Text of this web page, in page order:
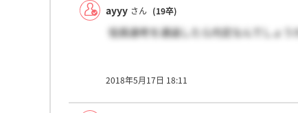
ayyy さん (19卒)
役員選考を通過したら内定なんでしょう
2018年5月17日 18:11